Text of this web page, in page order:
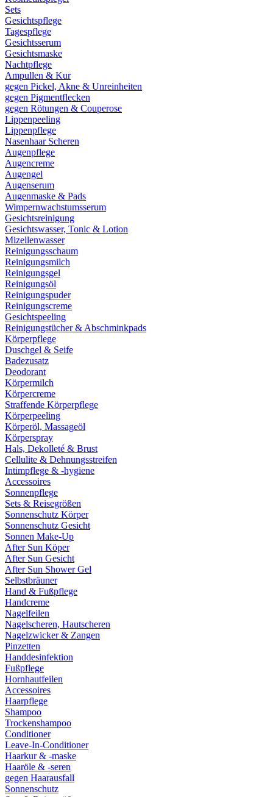
Sets
Gesichtspflege
Tagespflege
Gesichtsserum
Gesichtsmaske
Nachtpflege
Ampullen & Kur
gegen Pickel, Akne & Unreinheiten
gegen Pigmentflecken
gegen Rötungen & Couperose
Lippenpeeling
Lippenpflege
Nasenhaar Scheren
Augenpflege
Augencreme
Augengel
Augenserum
Augenmaske & Pads
Wimpernwachstumsserum
Gesichtsreinigung
Gesichtswasser, Tonic & Lotion
Mizellenwasser
Reinigungsschaum
Reinigungsmilch
Reinigungsgel
Reinigungsöl
Reinigungspuder
Reinigungscreme
Gesichtspeeling
Reinigungstücher & Abschminkpads
Körperpflege
Duschgel & Seife
Badezusatz
Deodorant
Körpermilch
Körpercreme
Straffende Körperpflege
Körperpeeling
Körperöl, Massageöl
Körperspray
Hals, Dekolleté & Brust
Cellulite & Dehnungsstreifen
Intimpflege & -hygiene
Accessoires
Sonnenpflege
Sets & Reisegrößen
Sonnenschutz Körper
Sonnenschutz Gesicht
Sonnen Make-Up
After Sun Köper
After Sun Gesicht
After Sun Shower Gel
Selbstbräuner
Hand & Fußpflege
Handcreme
Nagelfeilen
Nagelscheren, Hautscheren
Nagelzwicker & Zangen
Pinzetten
Handdesinfektion
Fußpflege
Hornhautfeilen
Accessoires
Haarpflege
Shampoo
Trockenshampoo
Conditioner
Leave-In-Conditioner
Haarkur & -maske
Haaröle & -seren
gegen Haarausfall
Sonnenschutz